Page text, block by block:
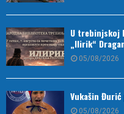
U trebinjskoj
„Ilirik“
05/08/2026
Vukašin
05/08/2026